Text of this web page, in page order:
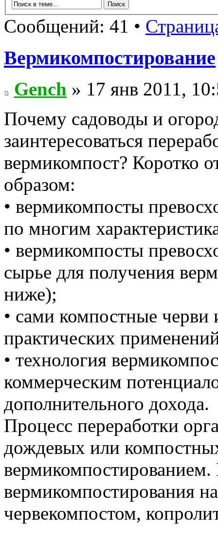
Сообщений: 41 •
Вермикомпостирование
Gench » 17 янв 2011,
Почему садоводы и
заинтересоваться
вермикомпост? Коротко
образом:
• вермикомпосты
по многим
• вермикомпосты
сырье для получения
ниже);
• сами компостные
практических
• технология
коммерческим
дополнительного дохода.
Процесс переработки
дождевых или
вермикомпостирования
червекомпостом,